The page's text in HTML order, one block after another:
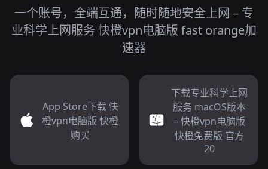
一个账号，全端互通，随时随地安全上网 – 专
业科学上网服务 快橙vpn电脑版 fast orange加
速器
App Store下载 快
橙vpn电脑版 快橙
购买
下载专业科学上网
服务 macOS版本
– 快橙vpn电脑版
快橙免费版 官方
20